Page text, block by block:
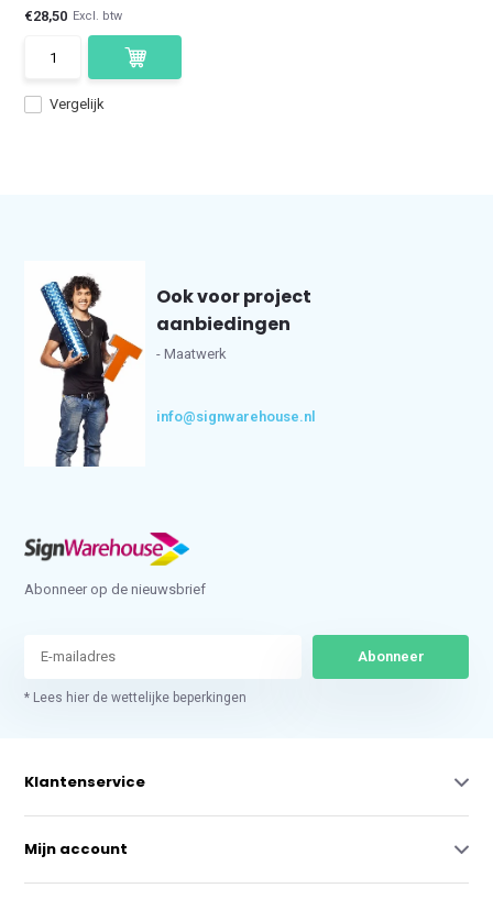
Vergelijk
€28,50 Excl. btw
Ook voor project
aanbiedingen
- Maatwerk
info@signwarehouse.nl
Abonneer op de nieuwsbrief
Abonneer
* Lees hier de wettelijke beperkingen
Klantenservice
Mijn account